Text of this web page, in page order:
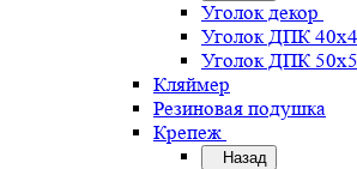
Уголок декор
Уголок ДПК
Уголок ДПК
Кляймер
Резиновая подушка
Крепеж
Назад